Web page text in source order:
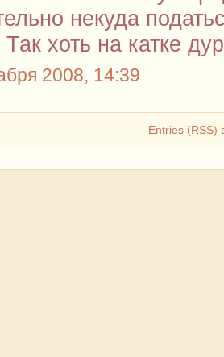
некуда
Так хоть на катке
2008, 14:39
Entries (RSS)